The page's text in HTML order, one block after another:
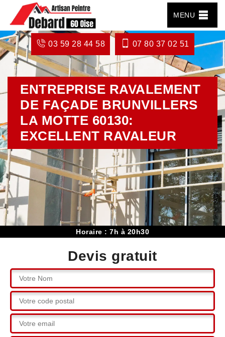
MENU
03 59 28 44 58 07 80 37 02 51
ENTREPRISE RAVALEMENT
DE FAÇADE BRUNVILLERS
LA MOTTE 60130:
EXCELLENT RAVALEUR
Horaire : 7h à 20h30
Devis gratuit